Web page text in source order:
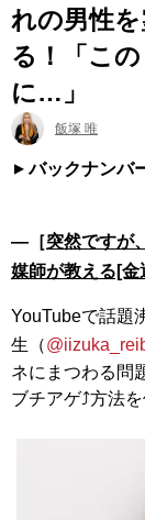
れの男性
る！「こ
に…」
飯塚 唯
バックナンバ
―［突然ですが
媒師が教える[金
YouTubeで話題
生（
ネにまつわる問
ブチアゲ⤴方法を